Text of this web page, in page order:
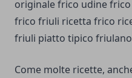
Come molte ricette,